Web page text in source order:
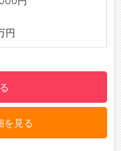
されています。休日は
は夜勤シフトも存在し
日と幅があるため、
ことが重要です。社会
アへの転職支援
り駅として北中込駅が
続けることができる
る方や、プラスチッ
て、理想的な環境が
円
を見る